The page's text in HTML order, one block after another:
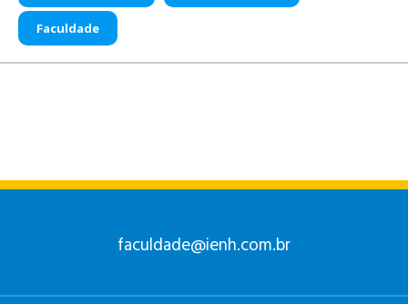
Faculdade
faculdade@ienh.com.br